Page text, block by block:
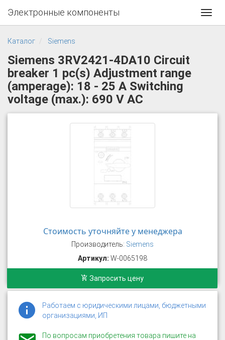
Электронные компоненты
Каталог Siemens
Siemens 3RV2421-4DA10 Circuit
breaker 1 pc(s) Adjustment range
(amperage): 18 - 25 A Switching
voltage (max.): 690 V AC
Стоимость уточняйте у менеджера
Производитель: Siemens
Артикул: W-0065198
Запросить цену
Работаем с юридическими лицами, бюджетными
организациями, ИП
По вопросам приобретения товара пишите на